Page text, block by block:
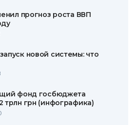
прогноз роста ВВП
новой системы: что
фонд госбюджета
трлн грн (инфографика)